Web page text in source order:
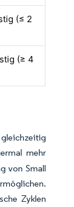
(≤ 2
(≥ 4
mehr
von Small
Zyklen